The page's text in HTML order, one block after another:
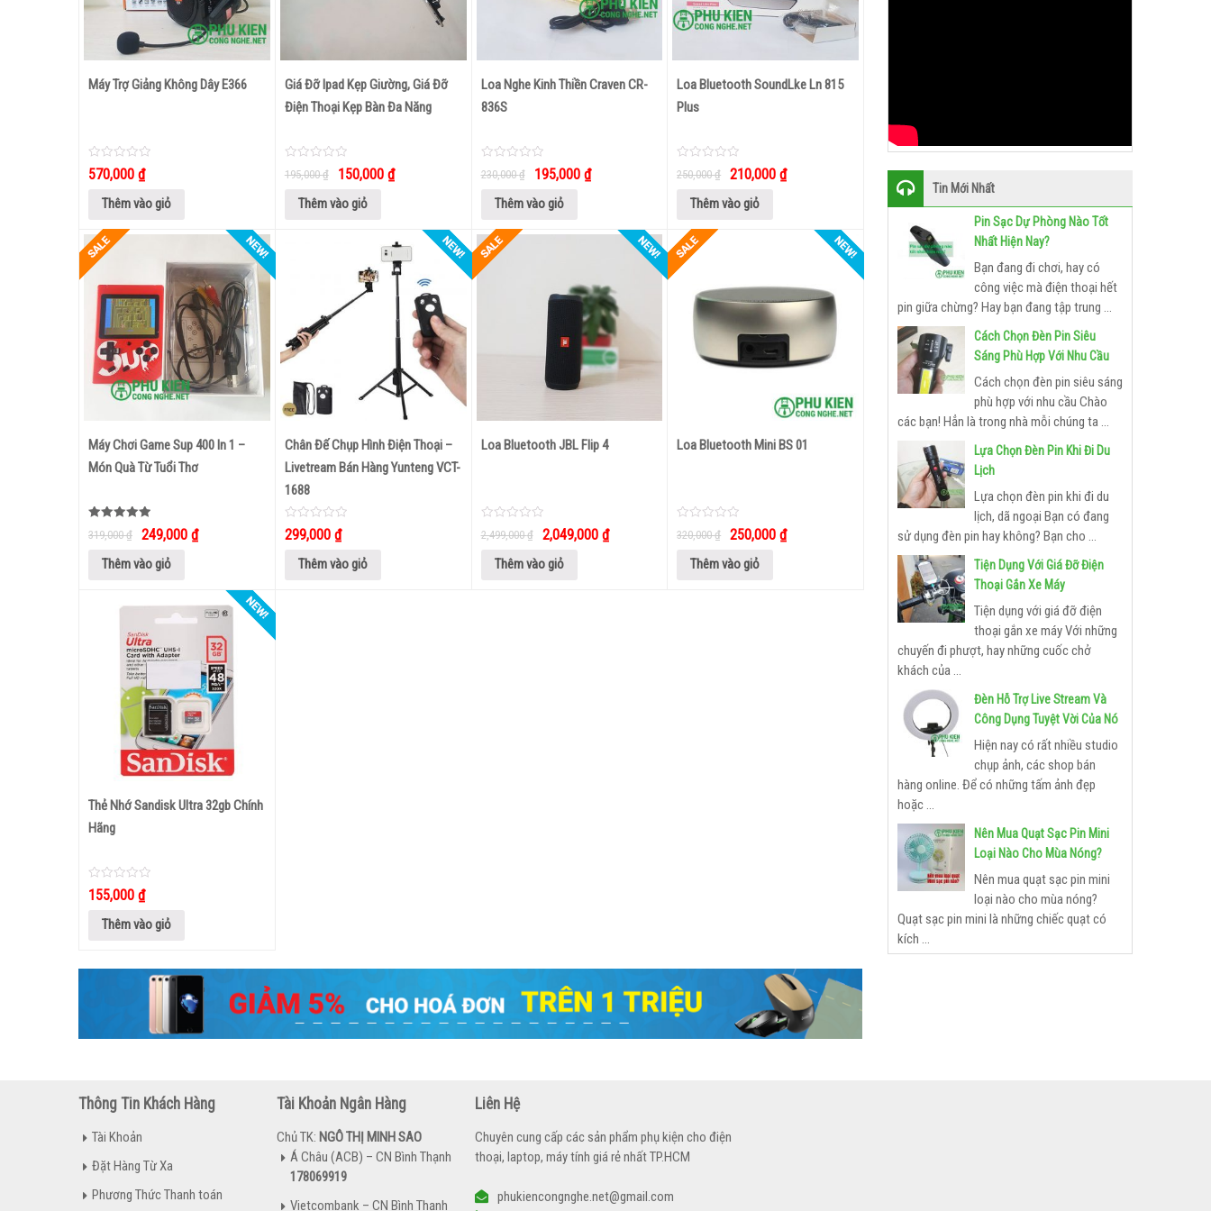
Máy Trợ Giảng Không Dây E366
0
out
570,000 ₫
Thêm vào giỏ
Giá Đỡ Ipad Kẹp Giường, Giá Đỡ
Điện Thoại Kẹp Bàn Đa Năng
0
out
195,000₫ 150,000 ₫
Thêm vào giỏ
Loa Nghe Kinh Thiền Craven CR-
836S
0
out
230,000₫ 195,000 ₫
Thêm vào giỏ
Loa Bluetooth SoundLke Ln 815
Plus
0
out
250,000₫ 210,000₫
Thêm vào giỏ
Máy Chơi Game Sup 400 In 1 –
Món Quà Từ Tuổi Thơ
Được xếp
hạng
5 sao
319,000₫ 249,000 ₫
Thêm vào giỏ
Chân Đế Chụp Hình Điện Thoại –
Livetream Bán Hàng Yunteng VCT-
1688
0
out
299,000 ₫
Thêm vào giỏ
Loa Bluetooth JBL Flip 4
0
out
2,499,000₫ 2,049,000 ₫
Thêm vào giỏ
Loa Bluetooth Mini BS 01
0
out
320,000₫ 250,000₫
Thêm vào giỏ
Thẻ Nhớ Sandisk Ultra 32gb Chính
Hãng
0
out
155,000 ₫
Thêm vào giỏ
Tin Mới Nhất
Pin Sạc Dự Phòng Nào Tốt
Nhất Hiện Nay?
Bạn đang đi chơi, hay có
công việc mà điện thoại hết
pin giữa chừng? Hay bạn đang tập trung ...
Cách Chọn Đèn Pin Siêu
Sáng Phù Hợp Với Nhu Cầu
Cách chọn đèn pin siêu sáng
phù hợp với nhu cầu Chào
các bạn! Hẳn là trong nhà mỗi chúng ta ...
Lựa Chọn Đèn Pin Khi Đi Du
Lịch
Lựa chọn đèn pin khi đi du
lịch, dã ngoại Bạn có đang
sử dụng đèn pin hay không? Bạn cho ...
Tiện Dụng Với Giá Đỡ Điện
Thoại Gắn Xe Máy
Tiện dụng với giá đỡ điện
thoại gắn xe máy Với những
chuyến đi phượt, hay những cuốc chở
khách của ...
Đèn Hỗ Trợ Live Stream Và
Công Dụng Tuyệt Vời Của Nó
Hiện nay có rất nhiều studio
chụp ảnh, các shop bán
hàng online. Để có những tấm ảnh đẹp
hoặc ...
Nên Mua Quạt Sạc Pin Mini
Loại Nào Cho Mùa Nóng?
Nên mua quạt sạc pin mini
loại nào cho mùa nóng?
Quạt sạc pin mini là những chiếc quạt có
kích ...
Thông Tin Khách Hàng
Tài Khoản
Đặt Hàng Từ Xa
Phương Thức Thanh toán
Tài Khoản Ngân Hàng
Chủ TK: NGÔ THỊ MINH SAO
Á Châu (ACB) – CN Bình Thạnh
178069919
Vietcombank – CN Bình Thạnh
Liên Hệ
Chuyên cung cấp các sản phẩm phụ kiện cho điện
thoại, laptop, máy tính giá rẻ nhất TP.HCM
phukiencongnghe.net@gmail.com